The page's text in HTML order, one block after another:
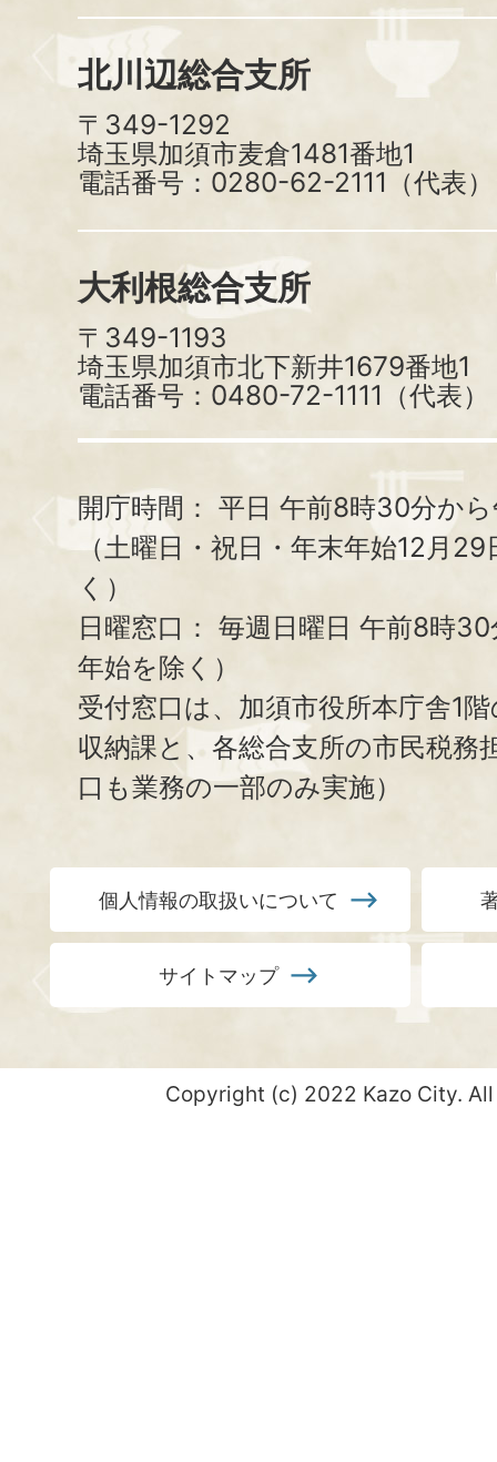
北川辺総合支所
〒349-1292
埼玉県加須市麦倉1481番地1
電話番号：0280-62-2111（代表）
大利根総合支所
〒349-1193
埼玉県加須市北下新井1679番地1
電話番号：0480-72-1111（代表）
開庁時間： 平日 午前8時30分か
（土曜日・祝日・年末年始12月
く）
日曜窓口： 毎週日曜日 午前8時
年始を除く）
受付窓口は、加須市役所本庁舎1
収納課と、 各総合支所の市民税務
口も業務の一部のみ実施）
個人情報の取扱いについて
サイトマップ
Copyright (c) 2022 Kazo City.